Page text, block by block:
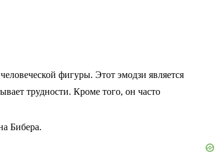
фигуры. Этот эмодзи является
трудности. Кроме того, он часто
Бибера.